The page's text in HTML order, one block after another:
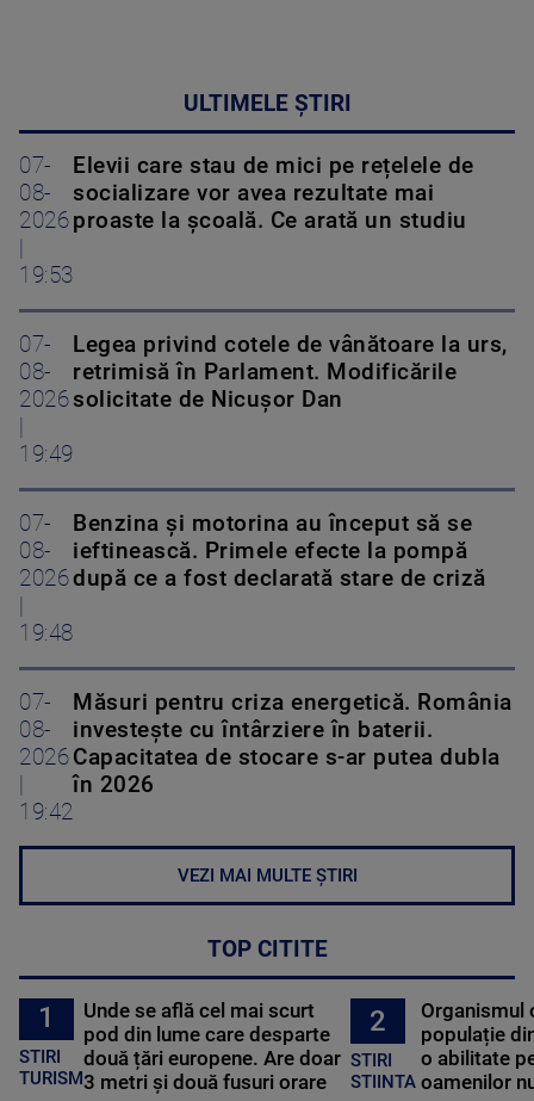
ULTIMELE ȘTIRI
07-
08-
2026
19:53
Elevii care stau de mici pe rețelele de
socializare vor avea rezultate mai
proaste la școală. Ce arată un studiu
07-
08-
2026
19:49
Legea privind cotele de vânătoare la urs,
retrimisă în Parlament. Modificările
solicitate de Nicușor Dan
07-
08-
2026
19:48
Benzina și motorina au început să se
ieftinească. Primele efecte la pompă
după ce a fost declarată stare de criză
07-
08-
2026
19:42
Măsuri pentru criza energetică. România
investește cu întârziere în baterii.
Capacitatea de stocare s-ar putea dubla
în 2026
VEZI MAI MULTE ȘTIRI
TOP CITITE
1
STIRI
TURISM
Unde se află cel mai scurt
pod din lume care desparte
două țări europene. Are doar
3 metri și două fusuri orare
2
STIRI
STIINTA
Organismul
populație
o abilitate
oamenilor